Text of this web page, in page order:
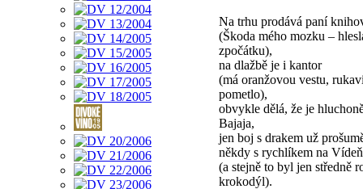
Na trhu prodává paní
(Škoda mého mozku –
zpočátku),
na dlažbě je i kantor
(má oranžovou vestu,
pometlo),
obvykle dělá, že je
Bajaja,
jen boj s drakem už
někdy s rychlíkem na Vídeň
(a stejně to byl jen středně
krokodýl).